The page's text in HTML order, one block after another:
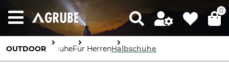
0
OUTDOOR SchuheFür HerrenHalbschuhe